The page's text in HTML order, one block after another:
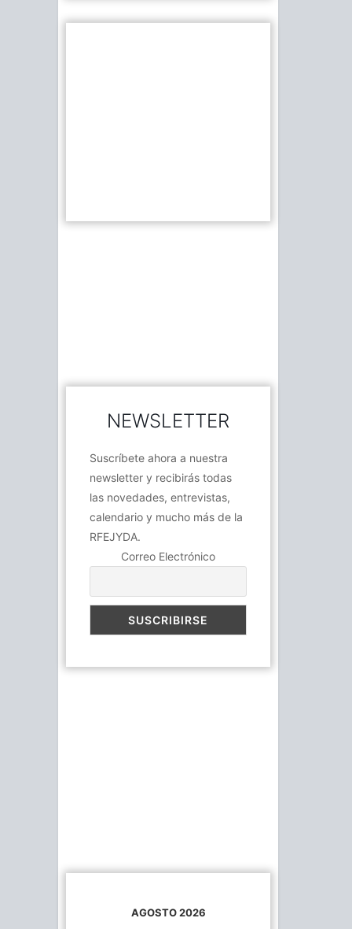
NEWSLETTER
Suscríbete ahora a nuestra
newsletter y recibirás todas
las novedades, entrevistas,
calendario y mucho más de la
RFEJYDA.
Correo Electrónico
AGOSTO 2026